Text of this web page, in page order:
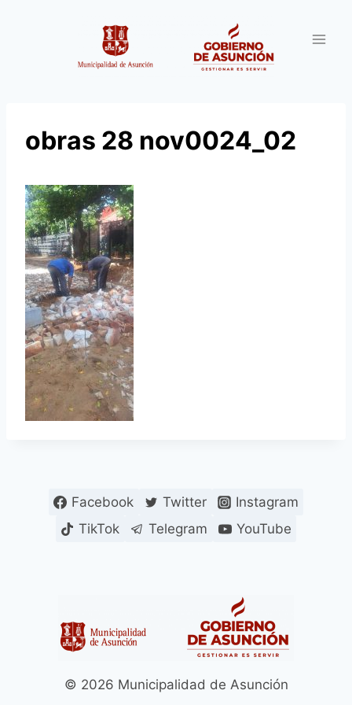
obras 28 nov0024_02
Facebook Twitter
Instagram
TikTok
Telegram YouTube
© 2026 Municipalidad de Asunción